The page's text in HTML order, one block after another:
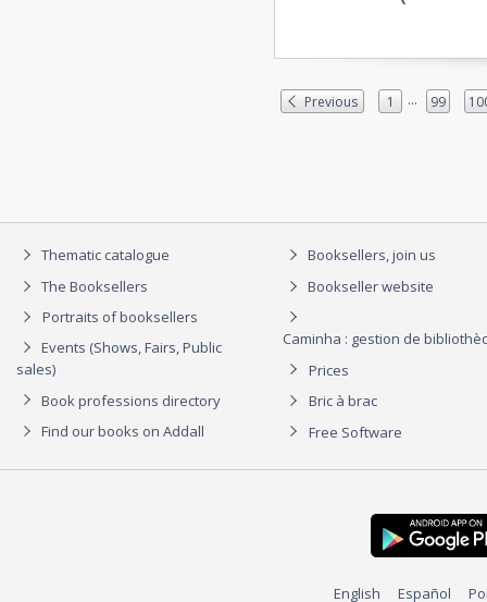
Previous 1 ... 99
Thematic catalogue
The Booksellers
Portraits of booksellers
Events (Shows, Fairs, Public
sales)
Book professions directory
Find our books on Addall
Booksellers, join us
Bookseller website
Caminha : gestion de
Prices
Bric à brac
Free Software
English Español